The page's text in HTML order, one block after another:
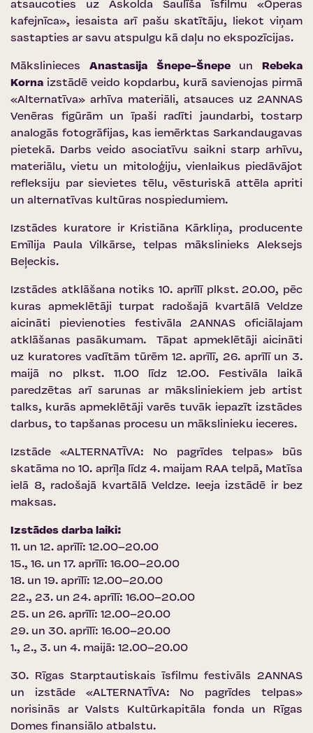
atsaucoties uz Askolda Saulīša īsfilmu «Operas
kafejnīca», iesaista arī pašu skatītāju, liekot viņam
sastapties ar savu atspulgu kā daļu no ekspozīcijas.
Mākslinieces Anastasija Šnepe-Šnepeun
Rebeka
Korna izstādē veido kopdarbu, kurā savienojas pirmā
«Alternatīva» arhīva materiāli, atsauces uz 2ANNAS
Venēras figūrām un īpaši radīti jaundarbi, tostarp
analogās fotogrāfijas, kas iemērktas Sarkandaugavas
pietekā. Darbs veido asociatīvu saikni starp arhīvu,
materiālu, vietu un mitoloģiju, vienlaikus piedāvājot
refleksiju par sievietes tēlu, vēsturiskā attēla apriti
un alternatīvas kultūras nospiedumiem.
Izstādes kuratore ir Kristiāna Kārkliņa, producente
Emīlija Paula Vilkārse, telpas mākslinieks Aleksejs
Beļeckis.
Izstādes atklāšana notiks 10. aprīlī plkst. 20.00, pēc
kuras apmeklētāji turpat radošajā kvartālā Veldze
aicināti pievienoties festivāla 2ANNAS oficiālajam
atklāšanas pasākumam. Tāpat apmeklētāji aicināti
uz kuratores vadītām tūrēm 12. aprīlī, 26. aprīlī un 3.
maijā no plkst. 11.00 līdz 12.00. Festivāla laikā
paredzētas arī sarunas ar māksliniekiem jeb artist
talks, kurās apmeklētāji varēs tuvāk iepazīt izstādes
darbus, to tapšanas procesu un mākslinieku ieceres.
Izstāde «ALTERNATĪVA: No pagrīdes telpas» būs
skatāma no 10. aprīļa līdz 4. maijam RAA telpā, Matīsa
ielā 8, radošajā kvartālā Veldze. Ieeja izstādē ir bez
maksas.
Izstādes darba laiki:
11. un 12. aprīlī: 12.00–20.00
15., 16. un 17. aprīlī: 16.00–20.00
18. un 19. aprīlī: 12.00–20.00
22., 23. un 24. aprīlī: 16.00–20.00
25. un 26. aprīlī: 12.00–20.00
29. un 30. aprīlī: 16.00–20.00
1., 2., 3. un 4. maijā: 12.00–20.00
30. Rīgas Starptautiskais īsfilmu festivāls 2ANNAS
un izstāde «ALTERNATĪVA: No pagrīdes telpas»
norisinās ar Valsts Kultūrkapitāla fonda un Rīgas
Domes finansiālo atbalstu.